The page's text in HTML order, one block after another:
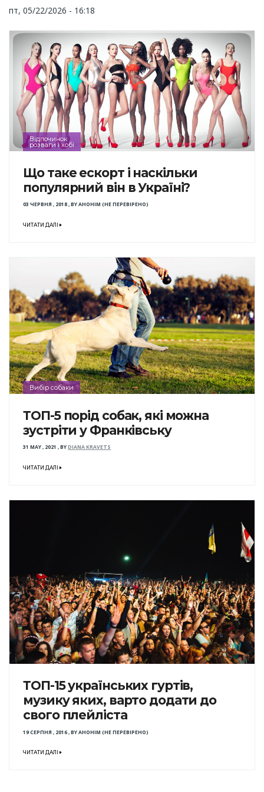
пт, 05/22/2026 - 16:18
Відпочинок
розваги і хобі
Що таке ескорт і наскільки
популярний він в Україні?
03 ЧЕРВНЯ , 2018,BYАНОНІМ (НЕ ПЕРЕВІРЕНО)
ЧИТАТИ ДАЛІ
Вибір собаки
ТОП-5 порід собак, які можна
зустріти у Франківську
31 MAY , 2021 ,BYDIANA KRAVETS
ЧИТАТИ ДАЛІ
ТОП-15 українських гуртів,
музику яких, варто додати до
свого плейліста
19 СЕРПНЯ , 2016,BYАНОНІМ (НЕ ПЕРЕВІРЕНО)
ЧИТАТИ ДАЛІ